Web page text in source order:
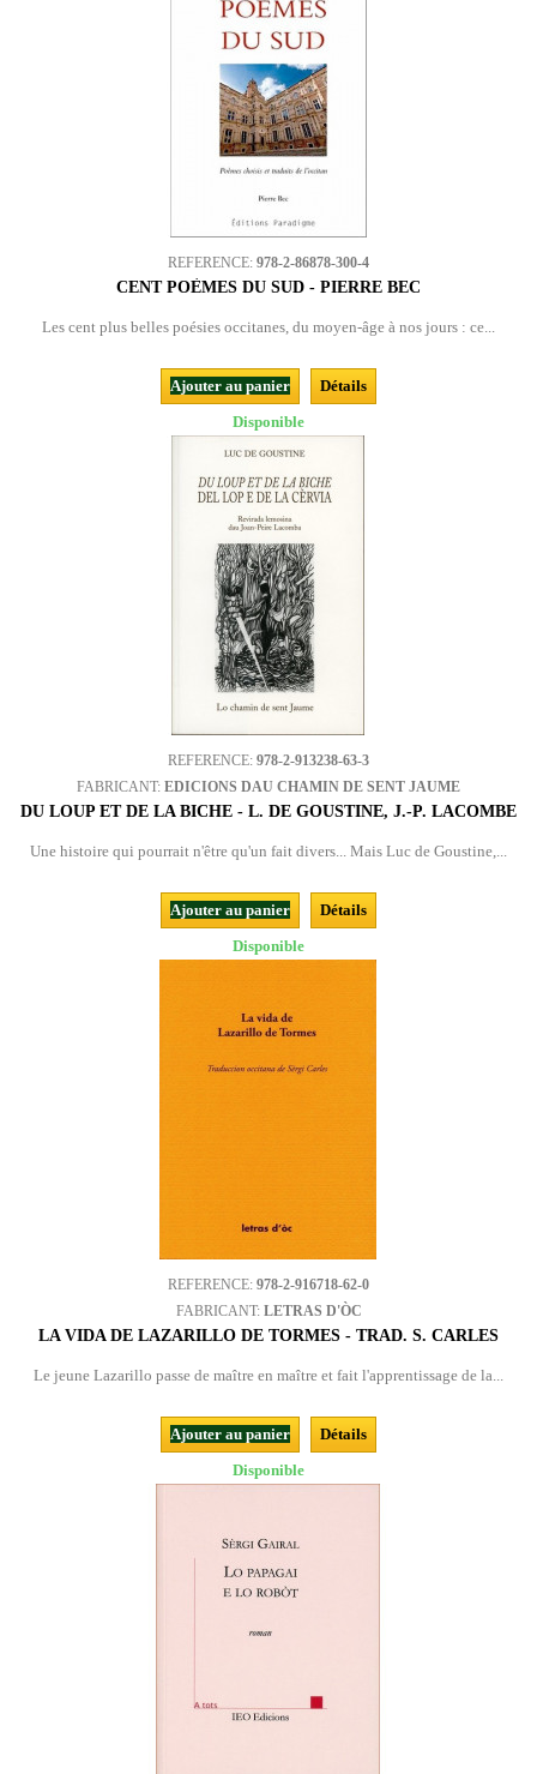
REFERENCE: 978-2-86878-300-4
CENT POÈMES DU SUD - PIERRE BEC
Les cent plus belles poésies occitanes, du moyen-âge à nos jours : ce...
Ajouter au panier
Détails
Disponible
REFERENCE: 978-2-913238-63-3
FABRICANT: EDICIONS DAU CHAMIN DE SENT JAUME
DU LOUP ET DE LA BICHE - L. DE GOUSTINE, J.-P. LACOMBE
Une histoire qui pourrait n'être qu'un fait divers... Mais Luc de Goustine,...
Ajouter au panier
Détails
Disponible
REFERENCE: 978-2-916718-62-0
FABRICANT: LETRAS D'ÒC
LA VIDA DE LAZARILLO DE TORMES - TRAD. S. CARLES
Le jeune Lazarillo passe de maître en maître et fait l'apprentissage de la...
Ajouter au panier
Détails
Disponible